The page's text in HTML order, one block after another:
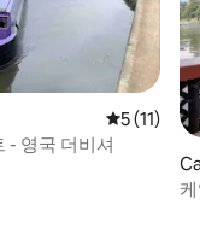
평점 5점(5
5 (11)
- 영국 더비셔
트